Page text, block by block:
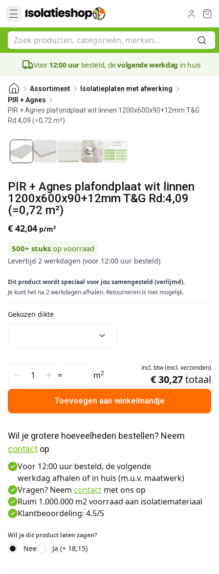
Voor 12:00 uur besteld, devolgende werkdag in huis
Assortiment
Isolatieplaten met afwerking
PIR + Agnes
PIR + Agnes plafondplaat wit linnen 1200x600x90+12mm T&G
Rd:4,09 (=0,72 m²)
PIR + Agnes plafondplaat wit linnen
1200x600x90+12mm T&G Rd:4,09
(=0,72 m²)
€ 42,04 p/m²
500+ stuks op voorraad
Levertijd 2 werkdagen (voor 12:00 uur besteld)
Dit product wordt speciaal voor jou samengesteld (verlijmd).
Je kunt het na 2 werkdagen afhalen. Retourneren is niet mogelijk.
Gekozen dikte
= m2
incl. btw(excl.verzenden)
€ 30,27totaal
Toevoegen aan winkelmandje
contact op
Voor 12:00 uur besteld, de volgende
werkdag afhalen of in huis (m.u.v. maatwerk)
Vragen? Neem contact met ons op
Ruim 1.000.000 m2 voorraad aan isolatiemateriaal
Klantbeoordeling: 4.5/5
Wil je dit product laten zagen?
Nee Ja (+ 18,15)